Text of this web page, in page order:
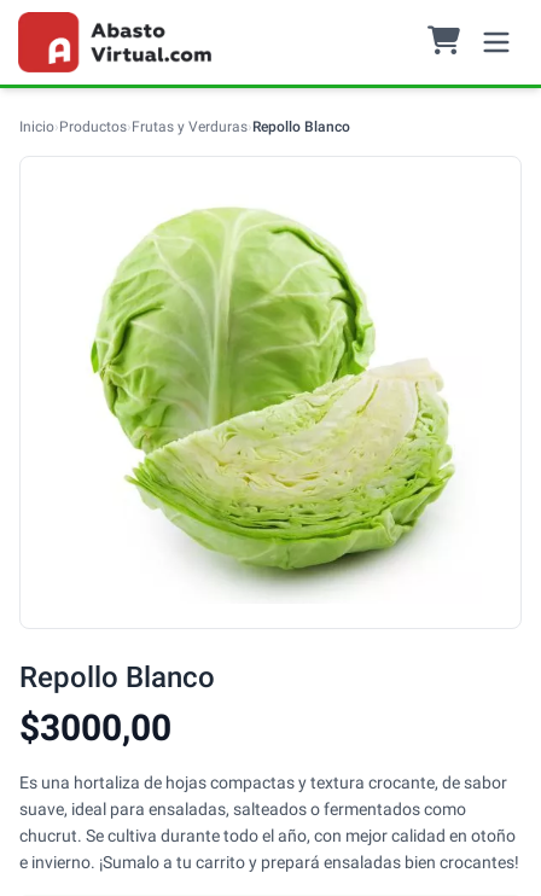
Inicio›Productos›Frutas y Verduras›Repollo Blanco
Repollo Blanco
$3000,00
Es una hortaliza de hojas compactas y textura crocante, de sabor
suave, ideal para ensaladas, salteados o fermentados como
chucrut. Se cultiva durante todo el año, con mejor calidad en otoño
e invierno. ¡Sumalo a tu carrito y prepará ensaladas bien crocantes!